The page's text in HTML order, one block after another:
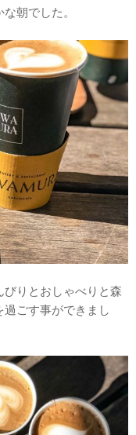
朝でした。
りとおしゃべりと森
ごす事ができまし